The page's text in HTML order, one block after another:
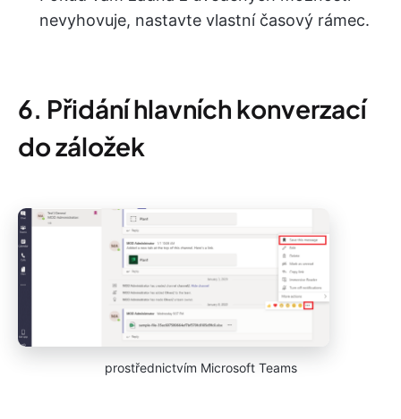
nevyhovuje, nastavte vlastní časový rámec.
6. Přidání hlavních konverzací
do záložek
prostřednictvím Microsoft Teams